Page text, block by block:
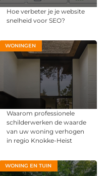
Hoe verbeter je je website
snelheid voor SEO?
WONINGEN
Waarom professionele
schilderwerken de waarde
van uw woning verhogen
in regio Knokke-Heist
WONING EN TUIN